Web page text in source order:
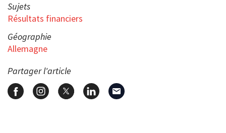
Sujets
Résultats financiers
Géographie
Allemagne
Partager l'article